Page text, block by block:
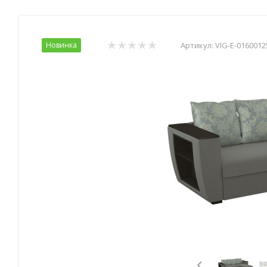
Новинка Артикул: VIG-E-